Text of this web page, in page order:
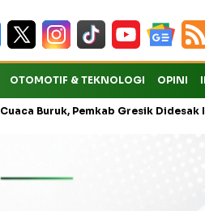
OTOMOTIF & TEKNOLOGI OPINI
Gresik Didesak Buka Layanan